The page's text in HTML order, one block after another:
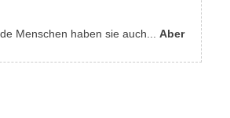
Menschen haben sie auch... Aber